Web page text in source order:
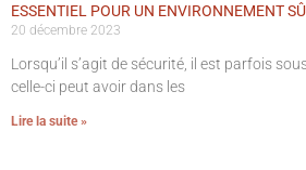
ESSENTIEL POUR UN ENVIRONNEMENT
20 décembre 2023
Lorsqu’il s’agit de sécurité, il est parfois
celle-ci peut avoir dans les
Lire la suite »